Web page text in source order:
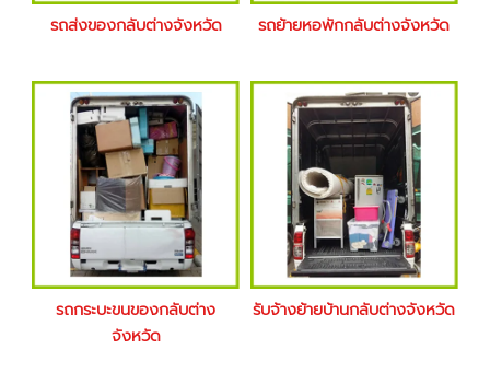
รถส่งของกลับต่างจังหวัด รถย้ายหอพักกลับต่างจังหวัด
รถกระบะขนของกลับต่าง
จังหวัด
รับจ้างย้ายบ้านกลับต่างจังหวัด